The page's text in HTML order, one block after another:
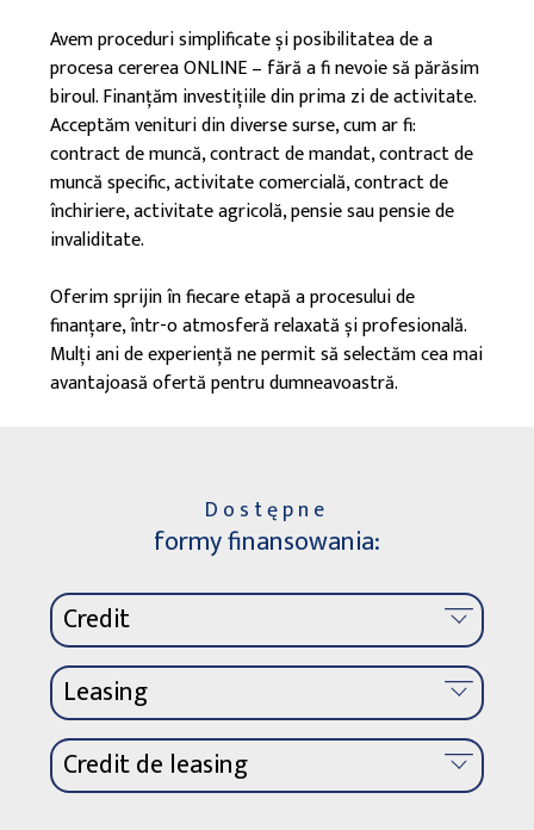
Avem proceduri simplificate și posibilitatea de a
procesa cererea ONLINE – fără a fi nevoie să părăsim
biroul. Finanțăm investițiile din prima zi de activitate.
Acceptăm venituri din diverse surse, cum ar fi:
contract de muncă, contract de mandat, contract de
muncă specific, activitate comercială, contract de
închiriere, activitate agricolă, pensie sau pensie de
invaliditate.
Oferim sprijin în fiecare etapă a procesului de
finanțare, într-o atmosferă relaxată și profesională.
Mulți ani de experiență ne permit să selectăm cea mai
avantajoasă ofertă pentru dumneavoastră.
Dostępne
formy finansowania:
Credit
pe baza unei rate fixe a dobânzii, care
garantează o rată neschimbată pe toată
durata împrumutului,
nu este necesară contribuția proprie,
o procedură simplificată care nu necesită
Leasing
pe baza unei rate fixe a dobânzii, care
garantează că valoarea ratelor rămâne
neschimbată pe toată durata
Credit de leasing